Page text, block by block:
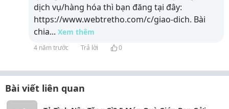
dịch vụ/hàng hóa thì bạn đăng tại đây:
https://www.webtretho.com/c/giao-dich. Bài
chia... Xem thêm
4 năm trước Trả lời 0
Bài viết liên quan